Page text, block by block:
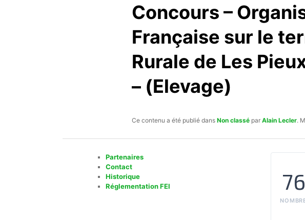
Concours –
Française sur le
Rurale de Les
– (Elevage)
Ce contenu a été publié dans Non classépar Alain Lecler.
Partenaires
Contact
Historique
Réglementation FEI